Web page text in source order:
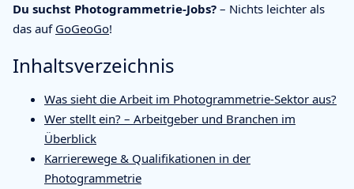
Du suchst Photogrammetrie-Jobs? – Nichts leichter als
das auf GoGeoGo!
Inhaltsverzeichnis
Was sieht die Arbeit im Photogrammetrie-Sektor aus?
Wer stellt ein? – Arbeitgeber und Branchen im
Überblick
Karrierewege & Qualifikationen in der
Photogrammetrie